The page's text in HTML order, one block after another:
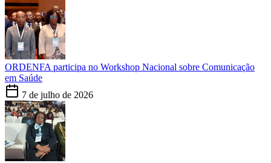
ORDENFA participa no Workshop Nacional sobre Comunicação
em Saúde
7 de julho de 2026